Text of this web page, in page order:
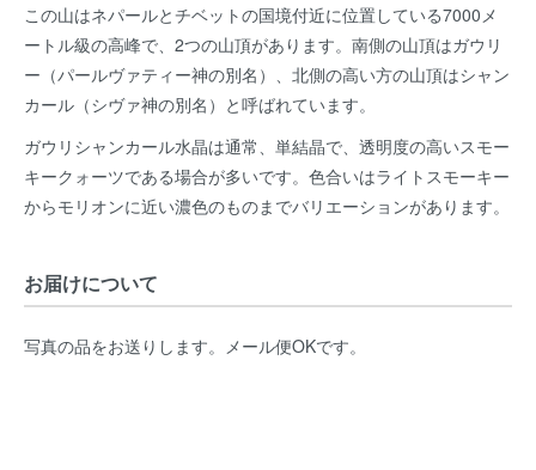
この山はネパールとチベットの国境付近に位置している7000メ
ートル級の高峰で、2つの山頂があります。南側の山頂はガウリ
ー（パールヴァティー神の別名）、北側の高い方の山頂はシャン
カール（シヴァ神の別名）と呼ばれています。
ガウリシャンカール水晶は通常、単結晶で、透明度の高いスモー
キークォーツである場合が多いです。色合いはライトスモーキー
からモリオンに近い濃色のものまでバリエーションがあります。
お届けについて
写真の品をお送りします。メール便OKです。